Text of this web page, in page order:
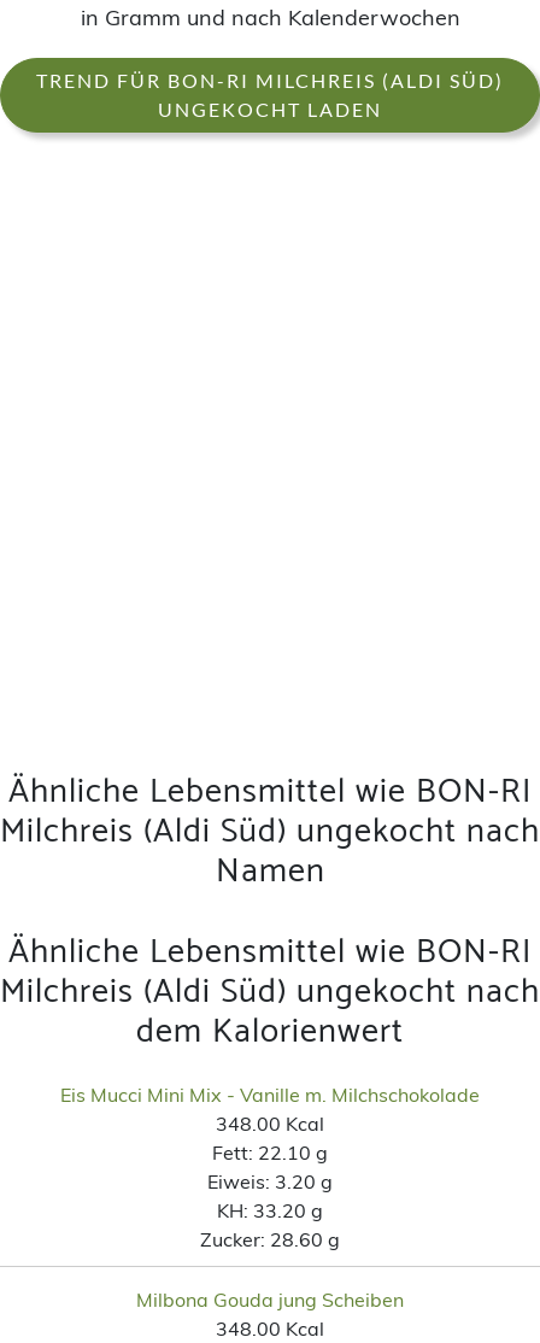
in Gramm und nach Kalenderwochen
TREND FÜR BON-RI MILCHREIS (ALDI SÜD)
UNGEKOCHT LADEN
Ähnliche Lebensmittel wie BON-RI
Milchreis (Aldi Süd) ungekocht nach
Namen
Ähnliche Lebensmittel wie BON-RI
Milchreis (Aldi Süd) ungekocht nach
dem Kalorienwert
Eis Mucci Mini Mix - Vanille m. Milchschokolade
348.00 Kcal
Fett: 22.10 g
Eiweis: 3.20 g
KH: 33.20 g
Zucker: 28.60 g
Milbona Gouda jung Scheiben
348.00 Kcal